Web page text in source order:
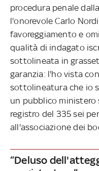
procedura penale
l'onorevole Carlo
favoreggiamento e
qualità di indagato
sottolineata in
garanzia: l'ho vista
sottolineatura che io
un pubblico ministero
registro del 335 sei
all'associazione dei
“Deluso